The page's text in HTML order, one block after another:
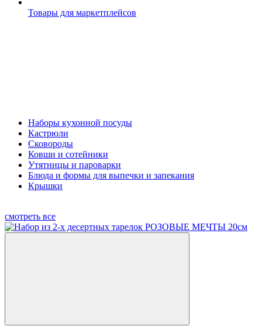
Товары для маркетплейсов
Наборы кухонной посуды
Кастрюли
Сковороды
Ковши и сотейники
Утятницы и пароварки
Блюда и формы для выпечки и запекания
Крышки
смотреть все